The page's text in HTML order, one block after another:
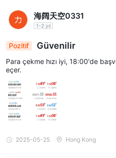
海阔天空0331
1-2 yıl
Pozitif Güvenilir
Para çekme hızı iyi, 18:00'de
eçer.
2025-05-25 Hong Kong